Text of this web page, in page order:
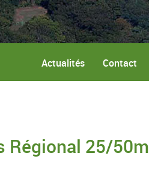
Actualités Contact
Régional 25/50m